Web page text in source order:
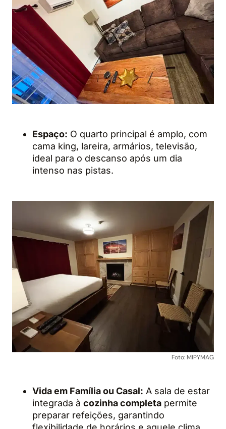
Espaço: O quarto principal é amplo, com
cama king, lareira, armários, televisão,
ideal para o descanso após um dia
intenso nas pistas.
Foto: MIPYMAG
Vida em Família ou Casal: A sala de estar
integrada à cozinha completa permite
preparar refeições, garantindo